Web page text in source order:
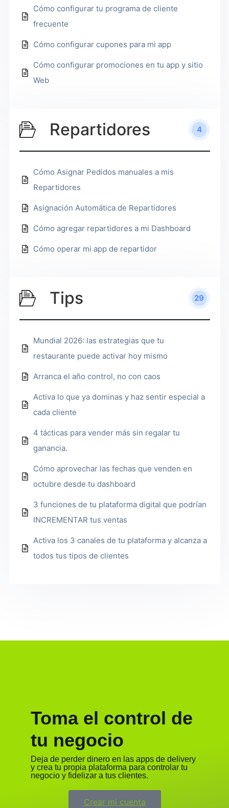
Cómo configurar tu programa de cliente
frecuente
Cómo configurar cupones para mi app
Cómo configurar promociones en tu app y sitio
Web
Repartidores 4
Cómo Asignar Pedidos manuales a mis
Repartidores
Asignación Automática de Repartidores
Cómo agregar repartidores a mi Dashboard
Cómo operar mi app de repartidor
Tips 29
Mundial 2026: las estrategias que tu
restaurante puede activar hoy mismo
Arranca el año control, no con caos
Activa lo que ya dominas y haz sentir especial a
cada cliente
4 tácticas para vender más sin regalar tu
ganancia.
Cómo aprovechar las fechas que venden en
octubre desde tu dashboard
3 funciones de tu plataforma digital que podrían
INCREMENTAR tus ventas
Activa los 3 canales de tu plataforma y alcanza a
todos tus tipos de clientes
Toma el control de
tu negocio
Deja de perder dinero en las apps de delivery
y crea tu propia plataforma para controlar tu
negocio y fidelizar a tus clientes.
Crear mi cuenta